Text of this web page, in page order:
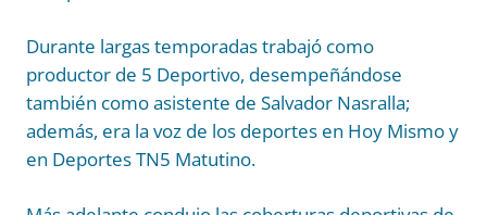
Durante largas temporadas trabajó como
productor de 5 Deportivo, desempeñándose
también como asistente de Salvador Nasralla;
además, era la voz de los deportes en Hoy Mismo y
en Deportes TN5 Matutino.